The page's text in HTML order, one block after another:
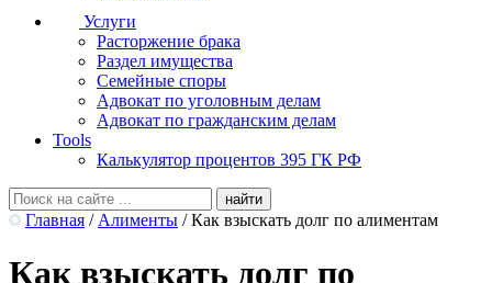
Услуги
Расторжение брака
Раздел имущества
Семейные споры
Адвокат по уголовным делам
Адвокат по гражданским делам
Tools
Калькулятор процентов 395 ГК РФ
Главная / Алименты / Как взыскать долг по алиментам
Как взыскать долг по